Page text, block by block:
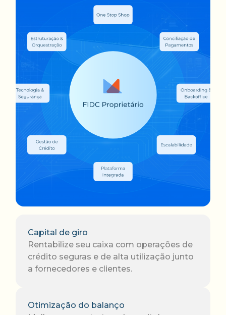
Capital de giro
Rentabilize seu caixa com operações de
crédito seguras e de alta utilização junto
a fornecedores e clientes.
Otimização do balanço